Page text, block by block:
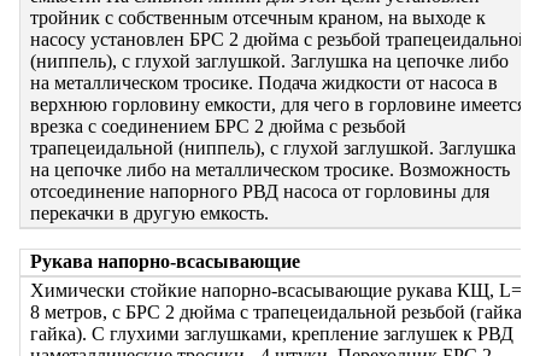
тройник с собственным отсечным краном, на выходе к
насосу установлен БРС 2 дюйма с резьбой трапецеидальной
(ниппель), с глухой заглушкой. Заглушка на цепочке либо
на металлическом тросике. Подача жидкости от насоса в
верхнюю горловину емкости, для чего в горловине имеется
врезка с соединением БРС 2 дюйма с резьбой
трапецеидальной (ниппель), с глухой заглушкой. Заглушка
на цепочке либо на металлическом тросике. Возможность
отсоединение напорного РВД насоса от горловины для
перекачки в другую емкость.
Рукава напорно-всасывающие
Химически стойкие напорно-всасывающие рукава КЩ, L=
8 метров, с БРС 2 дюйма с трапецеидальной резьбой (гайка-
гайка). С глухими заглушками, крепление заглушек к РВД